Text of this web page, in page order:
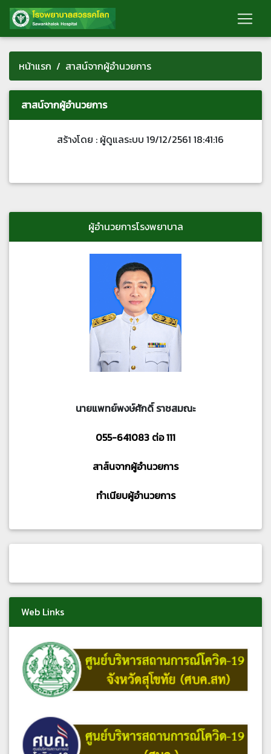
หน้าแรก สาสน์จากผู้อำนวยการ
สาสน์จากผู้อำนวยการ
สร้างโดย : ผู้ดูแลระบบ 19/12/2561 18:41:16
ผู้อำนวยการโรงพยาบาล
นายแพทย์พงษ์ศักดิ์ ราชสมณะ
055-641083 ต่อ 111
สาส์นจากผู้อำนวยการ
ทำเนียบผู้อำนวยการ
Web Links